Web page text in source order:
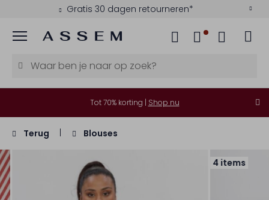
Gratis 30 dagen retourneren*
Menu
Tot 70% korting | Shop nu
Terug Blouses
4 items